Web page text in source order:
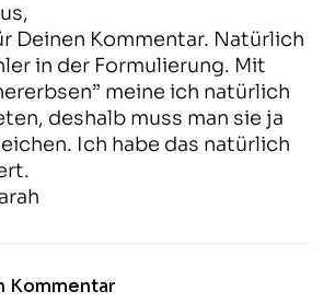
Deinen Kommentar. Natürlich
in der Formulierung. Mit
meine ich natürlich
deshalb muss man sie ja
Ich habe das natürlich
Kommentar